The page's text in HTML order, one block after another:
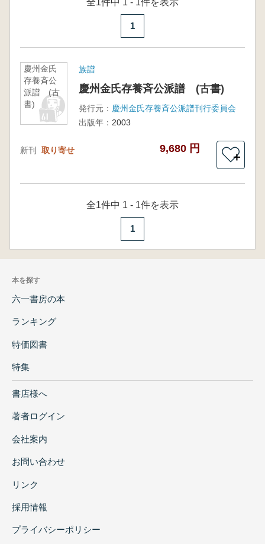
全1件中 1 - 1件を表示
1
慶州金氏
存養斉公
派譜 (古
書)
族譜
慶州金氏存養斉公派譜 (古書)
発行元： 慶州金氏存養斉公派譜刊行委員会
出版年： 2003
新刊 取り寄せ 9,680 円
＋
全1件中 1 - 1件を表示
1
本を探す
六一書房の本
ランキング
特価図書
特集
書店様へ
著者ログイン
会社案内
お問い合わせ
リンク
採用情報
プライバシーポリシー